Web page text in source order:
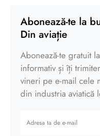
Abonează-te la
Din aviație
Abonează-te gratuit
informativ și îți
vineri pe e-mail cele
din industria aviatică